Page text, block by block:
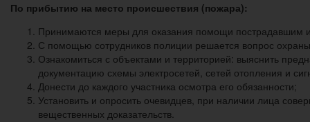
По прибытию на место происшествия (пожара):
Принимаются меры для оказания помощи пострадавшим
С помощью сотрудников полиции решается вопрос
Ознакомиться с объектами и территорией: выяснить
документацию схемы электросетей, сетей отопления и
Донести до каждого участника осмотра его обязанности;
Установить и опросить очевидцев, при наличии лица
вещественных доказательств.